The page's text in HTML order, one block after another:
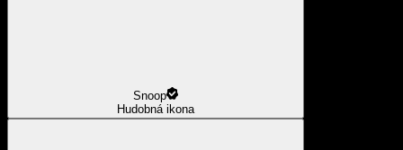
Snoop
Hudobná ikona